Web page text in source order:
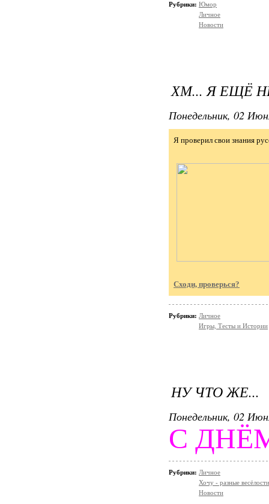
Рубрики: Юмор
Личное
Новости
ХМ... Я ЕЩЁ
Понедельник, 02
Я проверил свои знания
Сходи, проверься?
Рубрики: Личное
Игры, Тесты и Истории
НУ ЧТО ЖЕ...
Понедельник, 02
С
Рубрики: Личное
Хочу - разные
Новости